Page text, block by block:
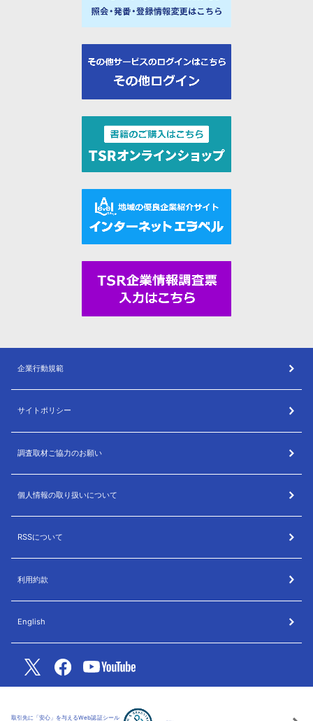
企業行動規範
サイトポリシー
調査取材ご協力のお願い
個人情報の取り扱いについて
RSSについて
利用約款
English
取引先に「安心」を与えるWeb認証シール